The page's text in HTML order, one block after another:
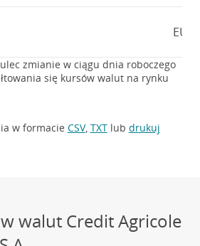
EUR
zmianie w ciągu dnia roboczego
się kursów walut na rynku
w formacie CSV, TXTlub drukuj
walut Credit Agricole